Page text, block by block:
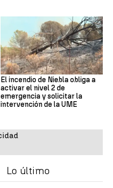
El incendio de Niebla obliga a
activar el nivel 2 de
emergencia y solicitar la
intervención de la UME
Lo último